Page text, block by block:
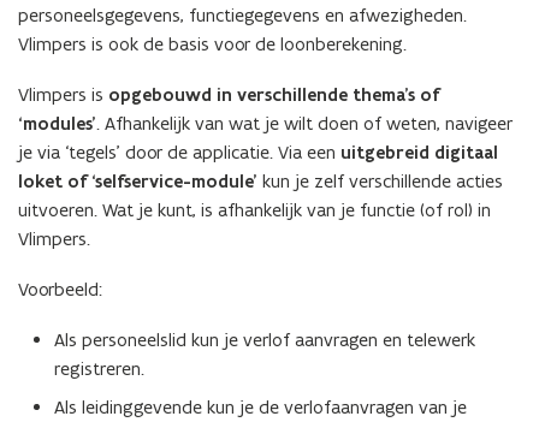
personeelsgegevens, functiegegevens en afwezigheden.
Vlimpers is ook de basis voor de loonberekening.
Vlimpers is opgebouwd in verschillende thema’s of
‘modules’. Afhankelijk van wat je wilt doen of weten, navigeer
je via ‘tegels’ door de applicatie. Via een uitgebreid digitaal
loket of ‘selfservice-module’ kun je zelf verschillende acties
uitvoeren. Wat je kunt, is afhankelijk van je functie (of rol) in
Vlimpers.
Voorbeeld:
Als personeelslid kun je verlof aanvragen en telewerk
registreren.
Als leidinggevende kun je de verlofaanvragen van je